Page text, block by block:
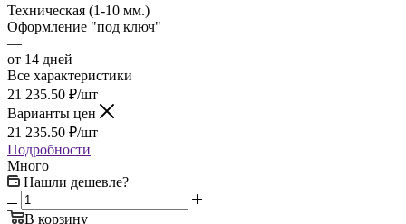
Техническая (1-10 мм.)
Оформление "под ключ"
—
от 14 дней
Все характеристики
21 235.50 ₽/шт
Варианты цен
21 235.50 ₽/шт
Подробности
Много
Нашли дешевле?
В корзину